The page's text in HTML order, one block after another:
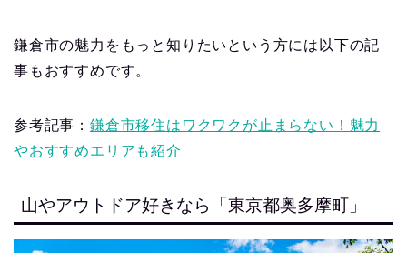
鎌倉市の魅力をもっと知りたいという方には以下の記
事もおすすめです。
参考記事： 鎌倉市移住はワクワクが止まらない！魅力
やおすすめエリアも紹介
山やアウトドア好きなら「東京都奥多摩町」